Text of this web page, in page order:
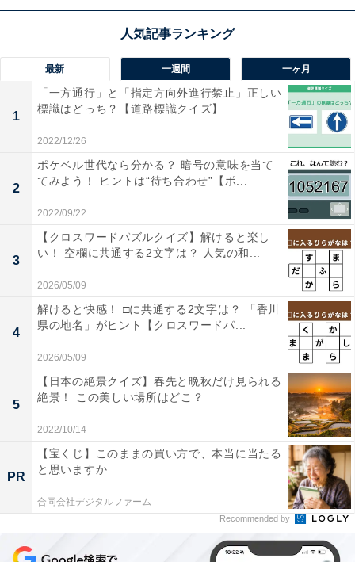
最新 一週間 一ヶ月
1
「一方通行」と「指定方向外進行禁止」正しい
標識はどっち？【道路標識クイズ】
2022/12/26
2
ポケベル世代なら分かる？ 暗号の意味を当て
てみよう！ ヒントは“待ち合わせ”【ポ...
2022/09/22
3
【クロスワードパズルクイズ】解けると楽し
い！ 空欄に共通する2文字は？ 人気の和...
2026/05/09
4
解けると快感！ □に共通する2文字は？ 「香川
県の地名」がヒント【クロスワードパ...
2026/05/09
5
【日本の絶景クイズ】春先と晩秋だけ見られる
絶景！ この美しい場所はどこ？
2022/10/14
PR
【宝くじ】このままの買い方で、本当に当たる
と思いますか
合同会社デジタルファーム
Recommended by